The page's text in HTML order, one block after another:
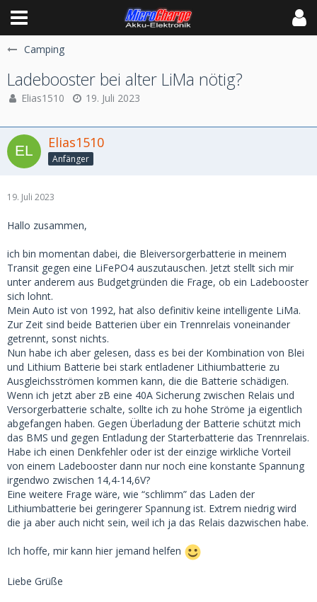
Camping
Ladebooster bei alter LiMa nötig?
Elias1510 19. Juli 2023
Elias1510
Anfänger
19. Juli 2023
Hallo zusammen,
ich bin momentan dabei, die Bleiversorgerbatterie in meinem
Transit gegen eine LiFePO4 auszutauschen. Jetzt stellt sich mir
unter anderem aus Budgetgründen die Frage, ob ein Ladebooster
sich lohnt.
Mein Auto ist von 1992, hat also definitiv keine intelligente LiMa.
Zur Zeit sind beide Batterien über ein Trennrelais voneinander
getrennt, sonst nichts.
Nun habe ich aber gelesen, dass es bei der Kombination von Blei
und Lithium Batterie bei stark entladener Lithiumbatterie zu
Ausgleichsströmen kommen kann, die die Batterie schädigen.
Wenn ich jetzt aber zB eine 40A Sicherung zwischen Relais und
Versorgerbatterie schalte, sollte ich zu hohe Ströme ja eigentlich
abgefangen haben. Gegen Überladung der Batterie schützt mich
das BMS und gegen Entladung der Starterbatterie das Trennrelais.
Habe ich einen Denkfehler oder ist der einzige wirkliche Vorteil
von einem Ladebooster dann nur noch eine konstante Spannung
irgendwo zwischen 14,4-14,6V?
Eine weitere Frage wäre, wie “schlimm” das Laden der
Lithiumbatterie bei geringerer Spannung ist. Extrem niedrig wird
die ja aber auch nicht sein, weil ich ja das Relais dazwischen habe.
Ich hoffe, mir kann hier jemand helfen
Liebe Grüße